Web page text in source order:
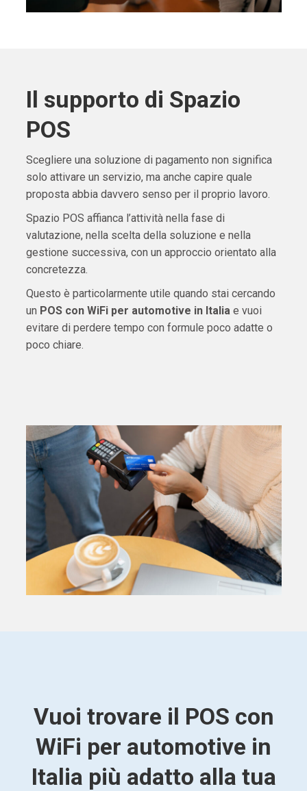
Il supporto di Spazio
POS
Scegliere una soluzione di pagamento non significa
solo attivare un servizio, ma anche capire quale
proposta abbia davvero senso per il proprio lavoro.
Spazio POS affianca l’attività nella fase di
valutazione, nella scelta della soluzione e nella
gestione successiva, con un approccio orientato alla
concretezza.
Questo è particolarmente utile quando stai cercando
un POS con WiFi per automotive in Italiae vuoi
evitare di perdere tempo con formule poco adatte o
poco chiare.
Vuoi trovare il POS con
WiFi per automotive in
Italia più adatto alla tua